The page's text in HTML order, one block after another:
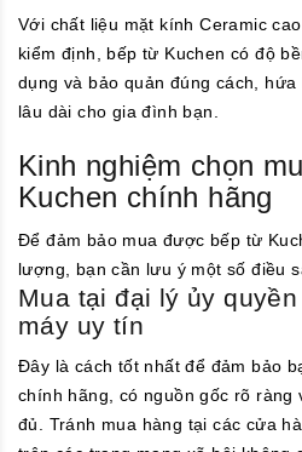
Với chất liệu mặt kính Ceramic
kiểm định, bếp từ Kuchen có độ
dụng và bảo quản đúng cách,
lâu dài cho gia đình bạn.
Kinh nghiệm chọn
Kuchen chính hãng
Để đảm bảo mua được bếp từ
lượng, bạn cần lưu ý một số điều
Mua tại đại lý ủy
máy uy tín
Đây là cách tốt nhất để đảm bảo
chính hãng, có nguồn gốc rõ ràng
đủ. Tránh mua hàng tại các cửa